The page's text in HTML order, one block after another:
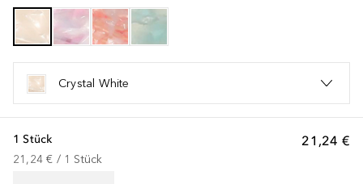
Crystal White
21,24 €
1 Stück
21,24 € / 1 Stück